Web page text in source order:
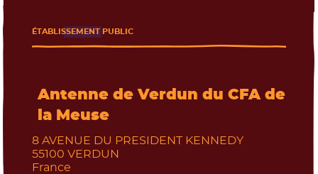
Antenne de Verdun du CFA de
la Meuse
ÉTABLISSEMENT PUBLIC
8 AVENUE DU PRESIDENT KENNEDY
55100 VERDUN
France